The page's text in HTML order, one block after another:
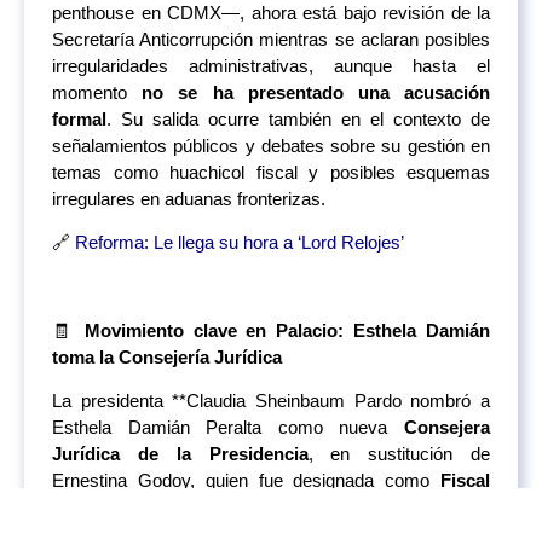
penthouse en CDMX—, ahora está bajo revisión de la
Secretaría Anticorrupción mientras se aclaran posibles
irregularidades administrativas, aunque hasta el
momento no se ha presentado una acusación
formal. Su salida ocurre también en el contexto de
señalamientos públicos y debates sobre su gestión en
temas como huachicol fiscal y posibles esquemas
irregulares en aduanas fronterizas.
🔗 Reforma: Le llega su hora a ‘Lord Relojes’
🧾 Movimiento clave en Palacio: Esthela Damián
toma la Consejería Jurídica
La presidenta **Claudia Sheinbaum Pardo nombró a
Esthela Damián Peralta como nueva Consejera
Jurídica de la Presidencia, en sustitución de
Ernestina Godoy, quien fue designada como Fiscal